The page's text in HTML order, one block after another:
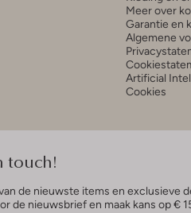
Meer over
Garantie en
Algemene
Artificial
Cookies
touch!
de nieuwste items en exclusieve
de nieuwsbrief en maak kans op €